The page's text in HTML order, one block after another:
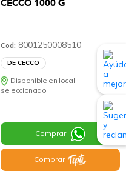
CECCO 1000 G
Cod: 8001250008510
DE CECCO
Disponible en local
seleccionado
Comprar
Comprar